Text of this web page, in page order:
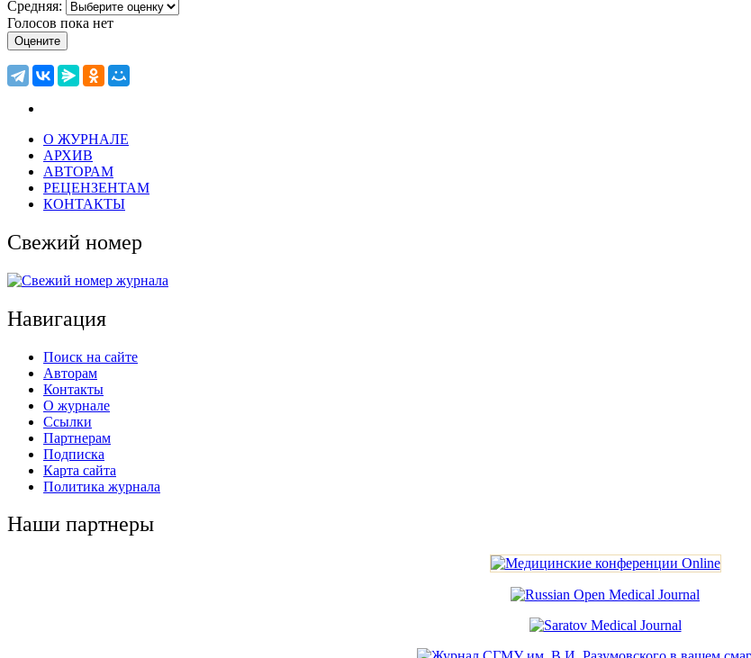
Средняя:
Голосов пока нет
О ЖУРНАЛЕ
АРХИВ
АВТОРАМ
РЕЦЕНЗЕНТАМ
КОНТАКТЫ
Свежий номер
Навигация
Поиск на сайте
Авторам
Контакты
О журнале
Ссылки
Партнерам
Подписка
Карта сайта
Политика журнала
Наши партнеры